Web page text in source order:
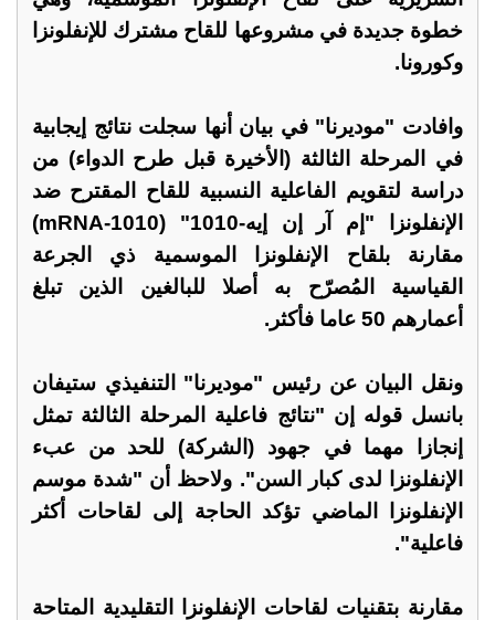
خطوة جديدة في مشروعها للقاح مشترك للإنفلونزا
وكورونا.
وافادت "موديرنا" في بيان أنها سجلت نتائج إيجابية
في المرحلة الثالثة (الأخيرة قبل طرح الدواء) من
دراسة لتقويم الفاعلية النسبية للقاح المقترح ضد
الإنفلونزا "إم آر إن إيه-1010" (mRNA-1010)
مقارنة بلقاح الإنفلونزا الموسمية ذي الجرعة
القياسية المُصرّح به أصلا للبالغين الذين تبلغ
أعمارهم 50 عاما فأكثر.
ونقل البيان عن رئيس "موديرنا" التنفيذي ستيفان
بانسل قوله إن "نتائج فاعلية المرحلة الثالثة تمثل
إنجازا مهما في جهود (الشركة) للحد من عبء
الإنفلونزا لدى كبار السن". ولاحظ أن "شدة موسم
الإنفلونزا الماضي تؤكد الحاجة إلى لقاحات أكثر
فاعلية".
مقارنة بتقنيات لقاحات الإنفلونزا التقليدية المتاحة